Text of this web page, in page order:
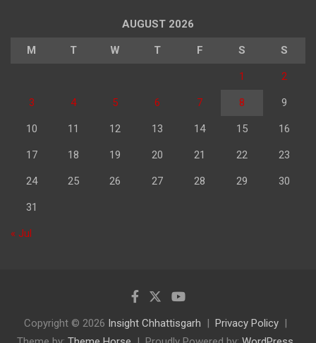
AUGUST 2026
M T W T F S S
1 2
3 4 5 6 7 8 9
10 11 12 13 14 15 16
17 18 19 20 21 22 23
24 25 26 27 28 29 30
31
« Jul
Copyright © 2026 Insight Chhattisgarh
Privacy Policy